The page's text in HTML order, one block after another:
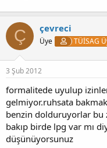
Ç çevreci
Üye TÜİSAG
3 Şub 2012
formalitede uyulup
gelmiyor.ruhsata
benzin dolduruyorlar bu
bakıp birde lpg var mı
düşünüyorsunuz